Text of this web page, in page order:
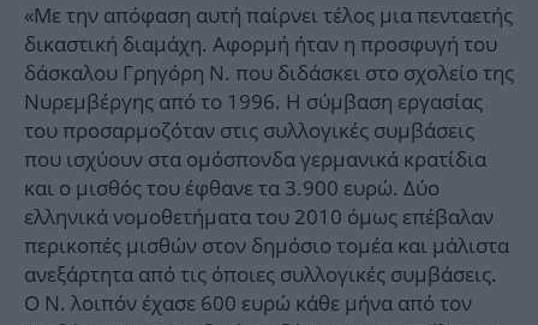
«Με την απόφαση αυτή παίρνει τέλος μια πενταετής
δικαστική διαμάχη. Αφορμή ήταν η προσφυγή του
δάσκαλου Γρηγόρη Ν. που διδάσκει στο σχολείο της
Νυρεμβέργης από το 1996. Η σύμβαση εργασίας
του προσαρμοζόταν στις συλλογικές συμβάσεις
που ισχύουν στα ομόσπονδα γερμανικά κρατίδια
και ο μισθός του έφθανε τα 3.900 ευρώ. Δύο
ελληνικά νομοθετήματα του 2010 όμως επέβαλαν
περικοπές μισθών στον δημόσιο τομέα και μάλιστα
ανεξάρτητα από τις όποιες συλλογικές συμβάσεις.
Ο Ν. λοιπόν έχασε 600 ευρώ κάθε μήνα από τον